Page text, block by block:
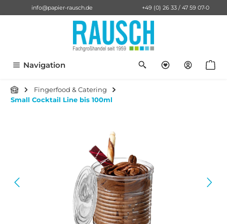
springen
info@papier-rausch.de +49 (0) 26 33 / 47 59 07-0
Navigation Du hast 0
Fingerfood & Catering
Small Cocktail Line bis 100ml